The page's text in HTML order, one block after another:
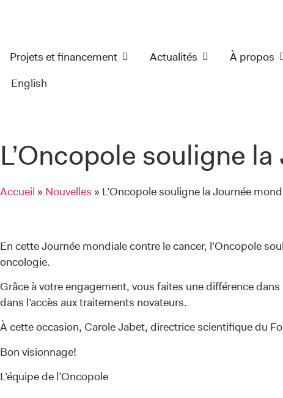
Projets et financement Actualités À propos
English
L’Oncopole souligne
Accueil » Nouvelles » L’Oncopole souligne la Journée
En cette Journée mondiale contre le cancer, l’Oncopole
oncologie.
Grâce à votre engagement, vous faites une différence
dans l’accès aux traitements novateurs.
À cette occasion, Carole Jabet, directrice scientifique du
Bon visionnage!
L’équipe de l’Oncopole